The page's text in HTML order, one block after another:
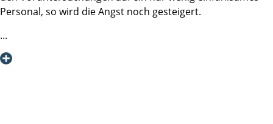
Personal, so wird die Angst noch gesteigert.
Genau gegenteilige Erfahrungen habe ich bei meiner
Aufnahme in der Martini Klinik in Eppendorf gemacht !!!!!